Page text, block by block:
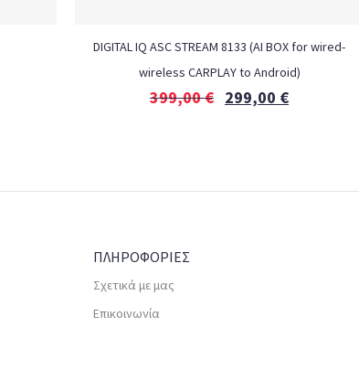
DIGITAL IQ ASC STREAM 8133 (AI BOX for wired-
wireless CARPLAY to Android)
399,00€ 299,00 €
ΠΛΗΡΟΦΟΡΙΕΣ
Σχετικά με μας
Επικοινωνία